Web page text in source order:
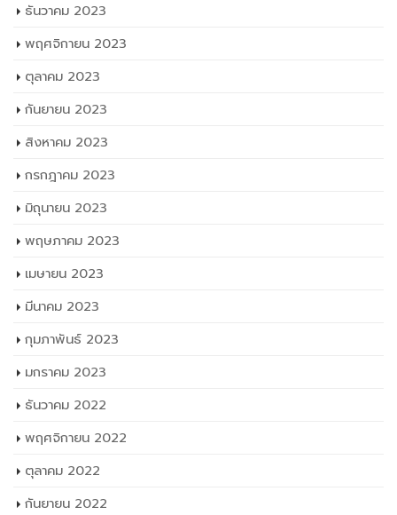
ธันวาคม 2023
พฤศจิกายน 2023
ตุลาคม 2023
กันยายน 2023
สิงหาคม 2023
กรกฎาคม 2023
มิถุนายน 2023
พฤษภาคม 2023
เมษายน 2023
มีนาคม 2023
กุมภาพันธ์ 2023
มกราคม 2023
ธันวาคม 2022
พฤศจิกายน 2022
ตุลาคม 2022
กันยายน 2022